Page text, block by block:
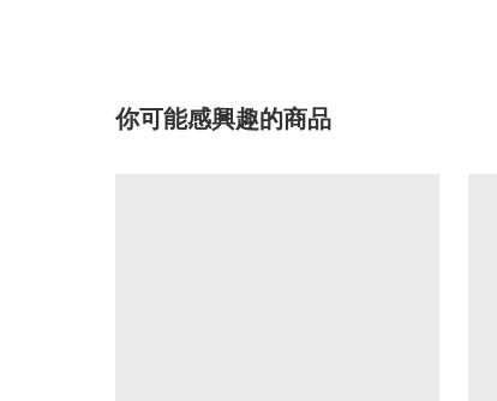
你可能感興趣的商品